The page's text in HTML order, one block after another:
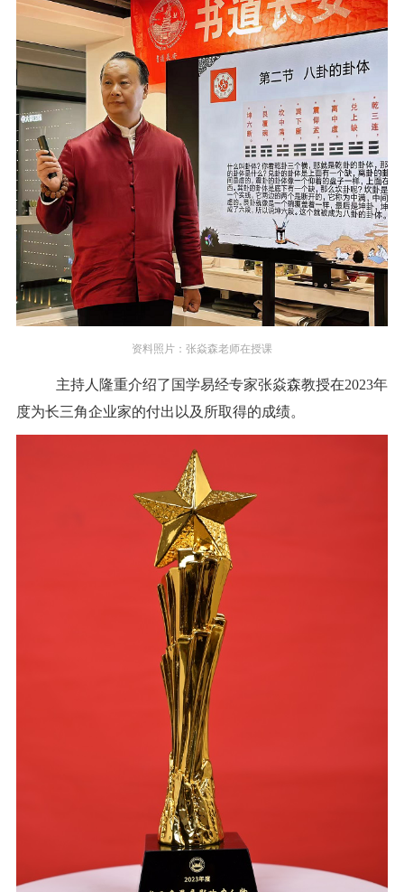
资料照片：张焱森老师在授课
主持人隆重介绍了国学易经专家张焱森教授在2023年
度为长三角企业家的付出以及所取得的成绩。